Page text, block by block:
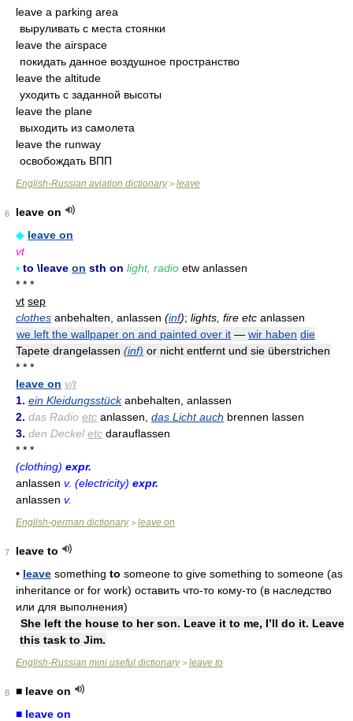
leave a parking area
выруливать с места стоянки
leave the airspace
покидать данное воздушное пространство
leave the altitude
уходить с заданной высоты
leave the plane
выходить из самолета
leave the runway
освобождать ВПП
English-Russian aviation dictionary> leave
6
leave on
◆ leave on
vt
▪ to \leave on sth on light, radio etw anlassen
* * *
vt sep
clothes anbehalten, anlassen (inf); lights, fire etc anlassen
we left the wallpaper on and painted over it — wir haben die
Tapete drangelassen (inf) or nicht entfernt und sie überstrichen
* * *
leave on v/t
1. ein Kleidungsstückanbehalten, anlassen
2. das Radio etc anlassen, das Licht auch brennen lassen
3. den Deckeletc darauflassen
* * *
(clothing) expr.
anlassen v. (electricity) expr.
anlassen v.
English-german dictionary> leave on
7
leave to
• leave something to someone to give something to someone (as
inheritance or for work) оставить что-то кому-то (в наследство
или для выполнения)
She left the house to her son. Leave it to me, I’ll do it. Leave
this task to Jim.
English-Russian mini useful dictionary> leave to
8
■ leave on
■ leave on